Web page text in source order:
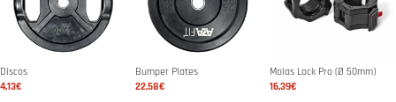
Discos
4,13€
Bumper Plates
22,58€
Molas Lock Pro (Ø 50mm)
16,39€